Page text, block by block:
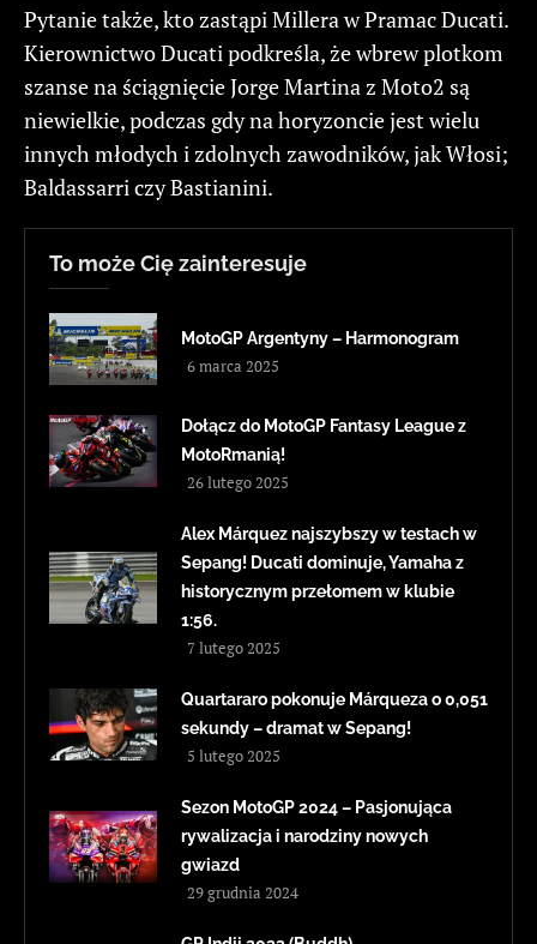
Pytanie także, kto zastąpi Millera w Pramac Ducati.
Kierownictwo Ducati podkreśla, że wbrew plotkom
szanse na ściągnięcie Jorge Martina z Moto2 są
niewielkie, podczas gdy na horyzoncie jest wielu
innych młodych i zdolnych zawodników, jak Włosi;
Baldassarri czy Bastianini.
To może Cię zainteresuje
MotoGP Argentyny – Harmonogram
6 marca 2025
Dołącz do MotoGP Fantasy League z
MotoRmanią!
26 lutego 2025
Alex Márquez najszybszy w testach w
Sepang! Ducati dominuje, Yamaha z
historycznym przełomem w klubie
1:56.
7 lutego 2025
Quartararo pokonuje Márqueza o 0,051
sekundy – dramat w Sepang!
5 lutego 2025
Sezon MotoGP 2024 – Pasjonująca
rywalizacja i narodziny nowych
gwiazd
29 grudnia 2024